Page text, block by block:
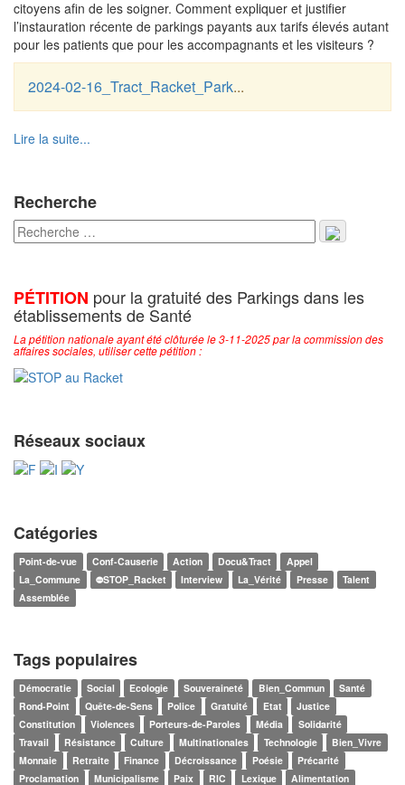
citoyens afin de les soigner. Comment expliquer et justifier
l’instauration récente de parkings payants aux tarifs élevés autant
pour les patients que pour les accompagnants et les visiteurs ?
2024-02-16_Tract_Racket_Park...
Lire la suite...
Recherche
PÉTITION pour la gratuité des Parkings dans les
établissements de Santé
La pétition nationale ayant été clôturée le 3-11-2025 par la commission des
affaires sociales, utiliser cette pétition :
Réseaux sociaux
Catégories
Point-de-vue Conf-Causerie Action Docu&Tract
Appel
La_Commune
⛔STOP_Racket Interview La_Vérité Presse
Talent
Assemblée
Tags populaires
Démocratie Social Ecologie Souveraineté Bien_Commun
Santé
Rond-Point
Quête-de-Sens Police Gratuité Etat
Justice
Constitution
Violences Porteurs-de-Paroles Média
Solidarité
Travail
Résistance Culture Multinationales Technologie
Bien_Vivre
Monnaie
Retraite Finance Décroissance Poésie
Précarité
Proclamation
Municipalisme Paix RIC Lexique Alimentation